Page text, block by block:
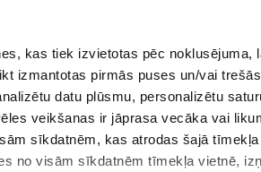
kas tiek izvietotas pēc noklusējuma,
izmantotas pirmās puses un/vai
datu plūsmu, personalizētu
veikšanas ir jāprasa vecāka vai
sīkdatnēm, kas atrodas šajā
no visām sīkdatnēm tīmekļa vietnē,